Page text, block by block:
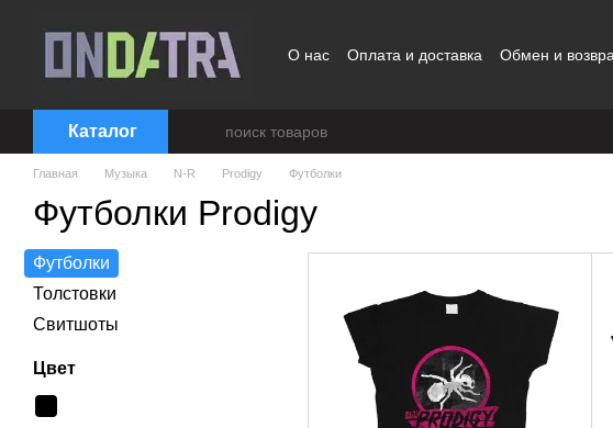
О нас Оплата и доставка Обмен и
Каталог
Главная Музыка N-R Prodigy Футболки
Футболки Prodigy
Футболки
Толстовки
Свитшоты
Цвет